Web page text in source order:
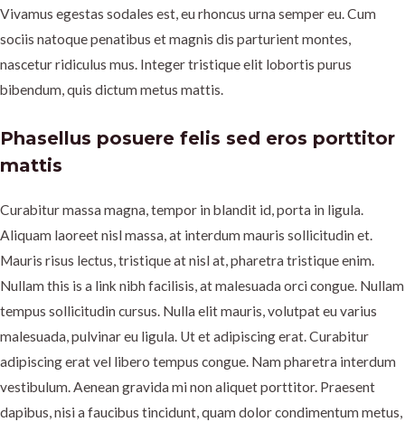
Vivamus egestas sodales est, eu rhoncus urna semper eu. Cum
sociis natoque penatibus et magnis dis parturient montes,
nascetur ridiculus mus. Integer tristique elit lobortis purus
bibendum, quis dictum metus mattis.
Phasellus posuere felis sed eros porttitor
mattis
Curabitur massa magna, tempor in blandit id, porta in ligula.
Aliquam laoreet nisl massa, at interdum mauris sollicitudin et.
Mauris risus lectus, tristique at nisl at, pharetra tristique enim.
Nullam this is a link nibh facilisis, at malesuada orci congue. Nullam
tempus sollicitudin cursus. Nulla elit mauris, volutpat eu varius
malesuada, pulvinar eu ligula. Ut et adipiscing erat. Curabitur
adipiscing erat vel libero tempus congue. Nam pharetra interdum
vestibulum. Aenean gravida mi non aliquet porttitor. Praesent
dapibus, nisi a faucibus tincidunt, quam dolor condimentum metus,